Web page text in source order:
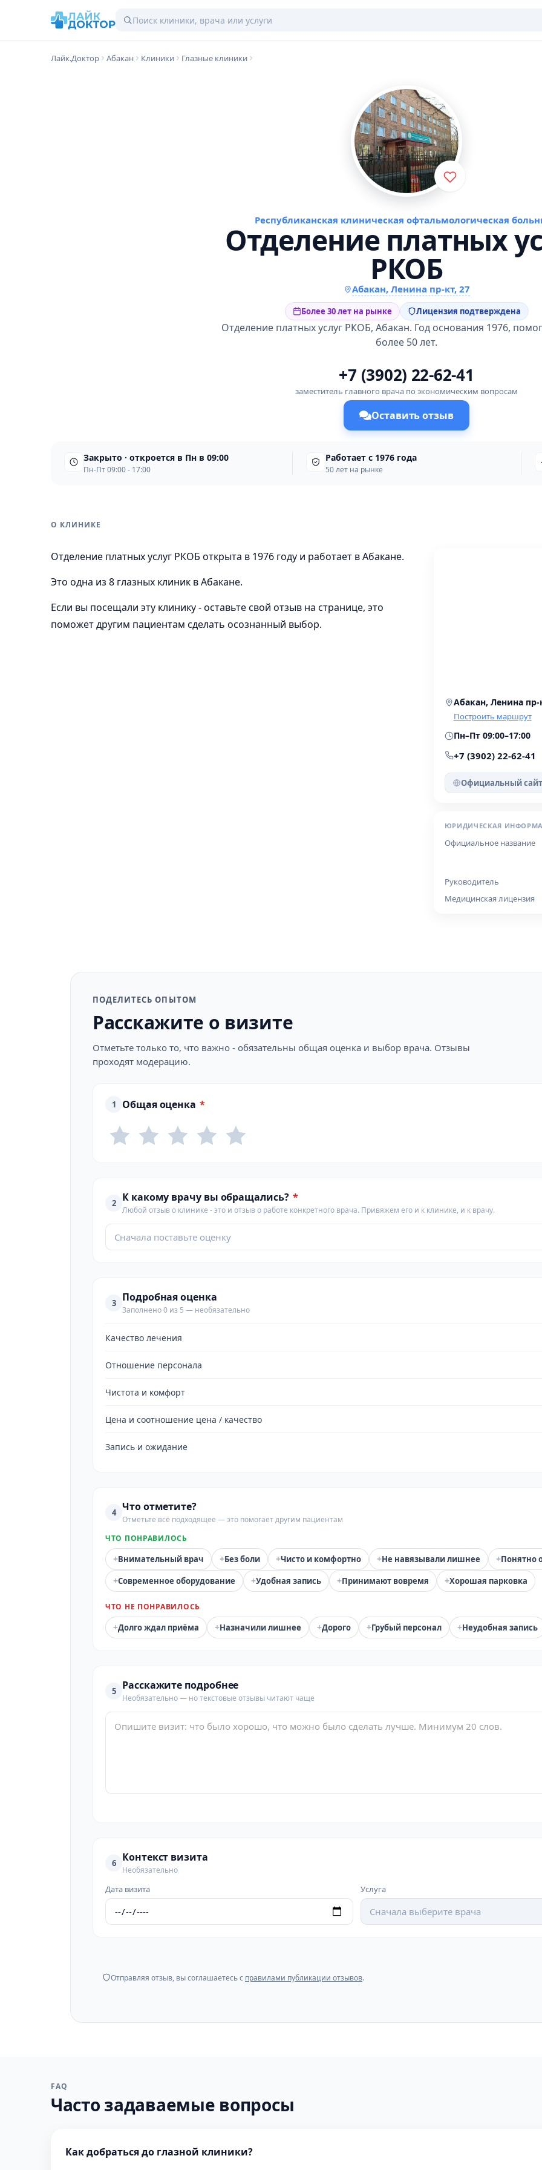
Лайк.Доктор Абакан Клиники Глазные клиники
Республиканская клиническая офтальмологическая
Отделение платных
РКОБ
Абакан, Ленина пр-кт, 27
Более 30 лет на рынке Лицензия подтверждена
Отделение платных услуг РКОБ, Абакан. Год основания 1976,
более 50 лет.
+7 (3902) 22-62-41
заместитель главного врача по экономическим вопросам
Оставить отзыв
Закрыто · откроется в Пн в 09:00
Пн-Пт 09:00 - 17:00
Работает с 1976 года
50 лет на рынке
О КЛИНИКЕ
Отделение платных услуг РКОБ открыта в 1976 году и работает в Абакане.
Это одна из 8 глазных клиник в Абакане.
Если вы посещали эту клинику - оставьте свой отзыв на странице, это
поможет другим пациентам сделать осознанный выбор.
Абакан, Ленина пр-
Построить маршрут
Пн–Пт 09:00–17:00
+7 (3902) 22-62-41
Официальный сайт
ЮРИДИЧЕСКАЯ
Официальное название
Руководитель
Медицинская лицензия
ПОДЕЛИТЕСЬ ОПЫТОМ
Расскажите о визите
Отметьте только то, что важно - обязательны общая оценка и выбор врача. Отзывы
проходят модерацию.
1 Общая оценка *
2 К какому врачу вы обращались? *
Любой отзыв о клинике - это и отзыв о работе конкретного врача. Привяжем его и к клинике, и к врачу.
Сначала поставьте оценку
3 Подробная оценка
Заполнено 0 из 5 — необязательно
Качество лечения
Отношение персонала
Чистота и комфорт
Цена и соотношение цена / качество
Запись и ожидание
4 Что отметите?
Отметьте всё подходящее — это помогает другим пациентам
ЧТО ПОНРАВИЛОСЬ
+Внимательный врач +Без боли +Чисто и комфортно +Не навязывали лишнее +Понятно
+Современное оборудование +Удобная запись +Принимают вовремя +Хорошая парковка
ЧТО НЕ ПОНРАВИЛОСЬ
+Долго ждал приёма +Назначили лишнее +Дорого +Грубый персонал +Неудобная запись
5 Расскажите подробнее
Необязательно — но текстовые отзывы читают чаще
6 Контекст визита
Необязательно
Дата визита Услуга
Сначала выберите врача
Отправляя отзыв, вы соглашаетесь с правилами публикации отзывов.
FAQ
Часто задаваемые вопросы
Как добраться до глазной клиники?